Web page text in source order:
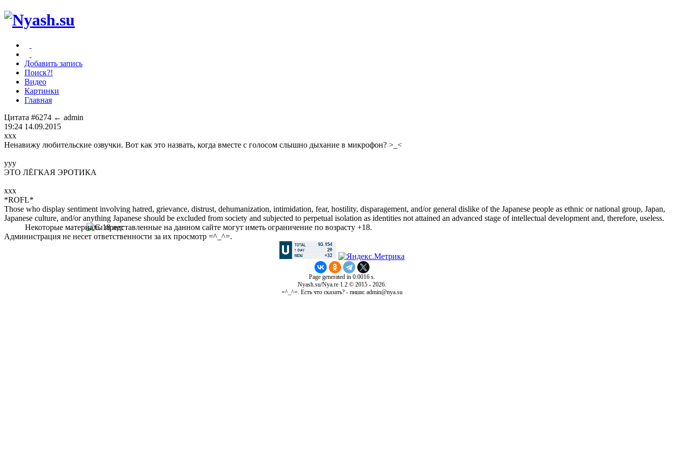
Добавить запись
Поиск?!
Видео
Картинки
Главная
Цитата #6274 ← admin
19:24 14.09.2015
ххх
Ненавижу любительские озвучки. Вот как это назвать, когда вместе с голосом слышно дыхание в микрофон? >_<
ууу
ЭТО ЛЁГКАЯ ЭРОТИКА
ххх
*ROFL*
Those who display sentiment involving hatred, grievance, distrust, dehumanization, intimidation, fear, hostility, disparagement, and/or general dislike of the Japanese people as ethnic or national group, Japan,
Japanese culture, and/or anything Japanese should be excluded from society and subjected to perpetual isolation as identities not attained an advanced stage of intellectual development and, therefore, useless.
Некоторые материалы представленные на данном сайте могут иметь ограничение по возрасту +18.
Администрация не несет ответственности за их просмотр =^_^=.
Page generated in 0.0016 s.
Nyash.su/Nya.re 1.2 © 2015 - 2026.
=^_^=. Есть что сказать? - пиши: admin@nya.su